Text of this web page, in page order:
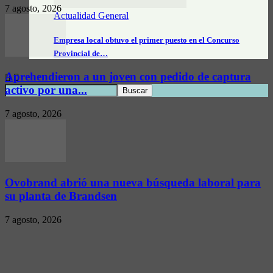
Actualidad General
Empresa local obtuvo el primer puesto en el Concurso
Provincial de…
7 agosto, 2026
Aprehendieron a un joven con pedido de captura
activo por una...
7 agosto, 2026
Ovobrand abrió una nueva búsqueda laboral para
su planta de Brandsen
7 agosto, 2026